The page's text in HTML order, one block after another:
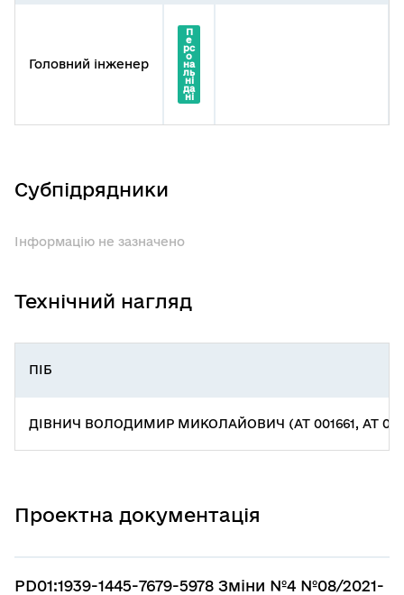
Головний інженер
П
е
рс
о
на
ль
ні
да
ні
Субпідрядники
Інформацію не зазначено
Технічний нагляд
ПІБ
ДІВНИЧ ВОЛОДИМИР МИКОЛАЙОВИЧ (АТ 001661, АТ
Проектна документація
PD01:1939-1445-7679-5978 Зміни №4 №08/2021-